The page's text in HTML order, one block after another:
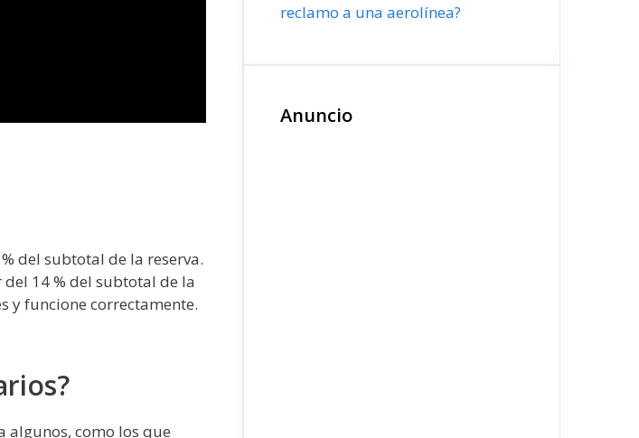
del subtotal de la reserva.
14 % del subtotal de la
y funcione correctamente.
algunos, como los que
reclamo a una aerolínea?
Anuncio